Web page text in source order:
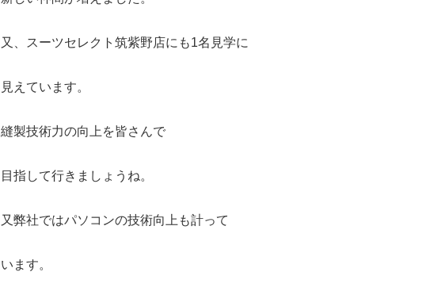
又、スーツセレクト筑紫野店にも1名見学に
見えています。
縫製技術力の向上を皆さんで
目指して行きましょうね。
又弊社ではパソコンの技術向上も計って
います。